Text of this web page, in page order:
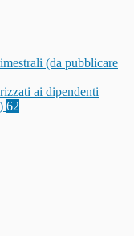
(da pubblicare
ai dipendenti
62